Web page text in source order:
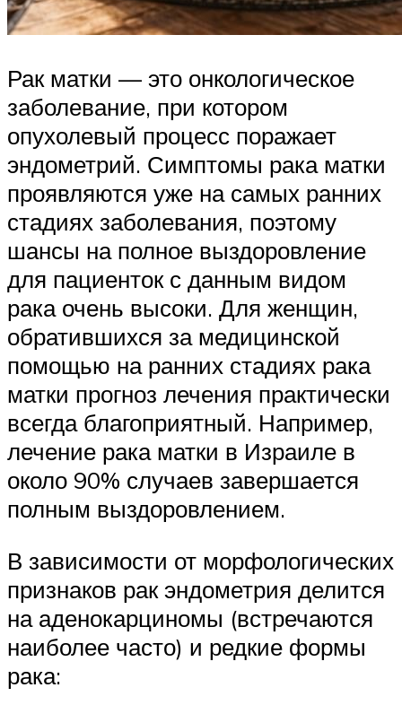
Рак матки — это онкологическое
заболевание, при котором
опухолевый процесс поражает
эндометрий. Симптомы рака матки
проявляются уже на самых ранних
стадиях заболевания, поэтому
шансы на полное выздоровление
для пациенток с данным видом
рака очень высоки. Для женщин,
обратившихся за медицинской
помощью на ранних стадиях рака
матки прогноз лечения практически
всегда благоприятный. Например,
лечение рака матки в Израиле в
около 90% случаев завершается
полным выздоровлением.
В зависимости от морфологических
признаков рак эндометрия делится
на аденокарциномы (встречаются
наиболее часто) и редкие формы
рака: